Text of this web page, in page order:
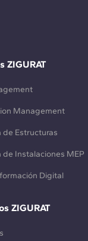
ZIGURAT
Management
de Estructuras
de Instalaciones MEP
Digital
ZIGURAT